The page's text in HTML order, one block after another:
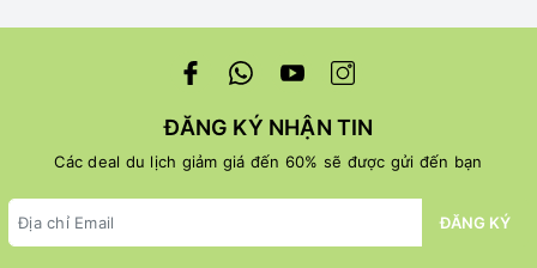
ĐĂNG KÝ NHẬN TIN
Các deal du lịch giảm giá đến 60% sẽ được gửi đến bạn
ĐĂNG KÝ